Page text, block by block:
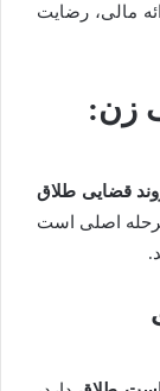
مالی، رضایت
زن:
قضایی طلاق
اصلی است